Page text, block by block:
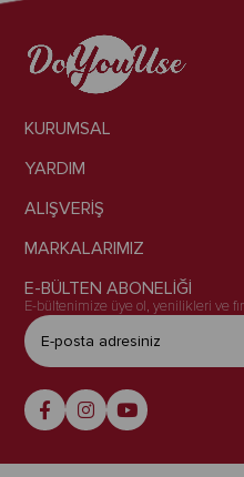
KURUMSAL
YARDIM
ALIŞVERİŞ
MARKALARIMIZ
E-BÜLTEN ABONELİĞİ
E-bültenimize üye ol, yenilikleri ve